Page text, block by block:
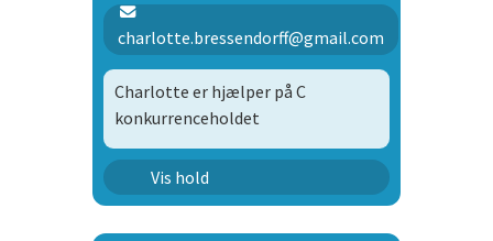
charlotte.bressendorff@gmail.com
Charlotte er hjælper på C
konkurrenceholdet
Vis hold
Legenderne